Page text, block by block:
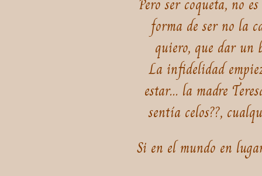
Pero ser coqueta, no
forma de ser no la
quiero, que dar un
La infidelidad
estar... la madre
sentía celos??,
Si en el mundo en